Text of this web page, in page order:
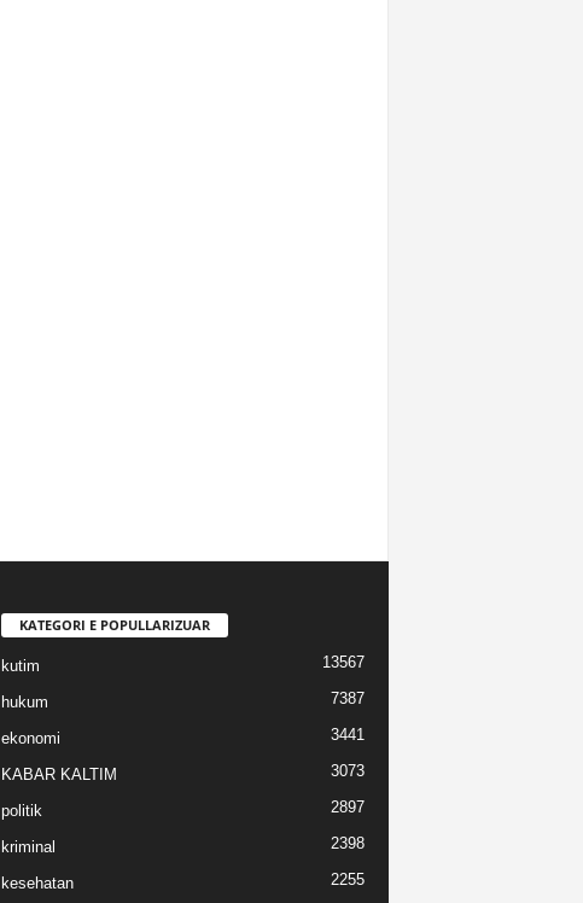
KATEGORI E POPULLARIZUAR
kutim 13567
hukum 7387
ekonomi 3441
KABAR KALTIM 3073
politik 2897
kriminal 2398
kesehatan 2255